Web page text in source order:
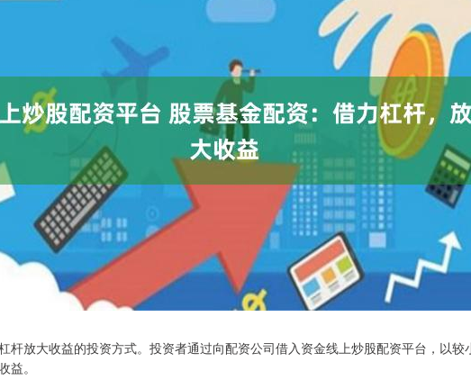
杆放大收益的投资方式。投资者通过向配资公司借入资金线上炒股配资平台，以较
益。